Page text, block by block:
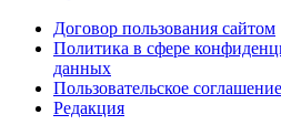
Договор пользования сайтом
Политика в сфере
данных
Пользовательское соглашение
Редакция